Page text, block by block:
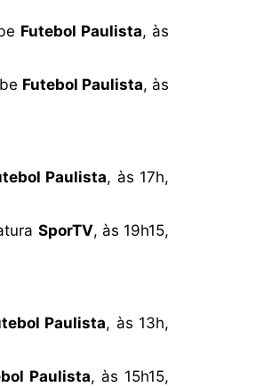
Futebol Paulista, às
Futebol Paulista, às
Paulista, às 17h,
SporTV, às 19h15,
Paulista, às 13h,
Paulista, às 15h15,